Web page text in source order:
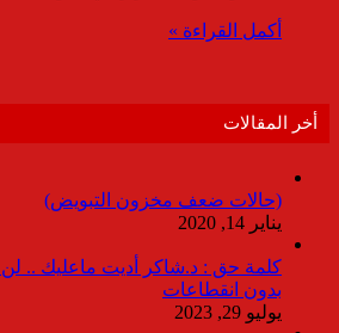
أكمل القراءة »
أخر المقالات
(حالات ضعف مخزون التبويض)
يناير 14, 2020
بدون انقطاعات
يوليو 29, 2023